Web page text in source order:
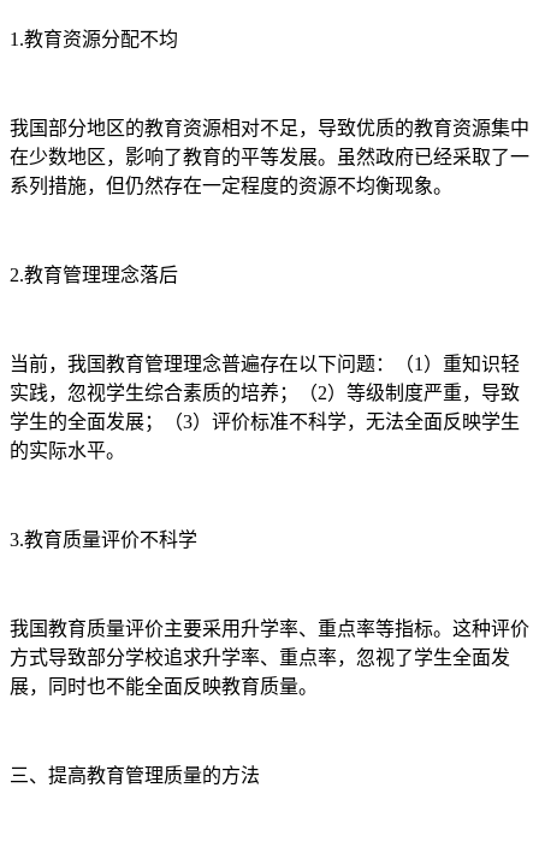
1.教育资源分配不均
我国部分地区的教育资源相对不足，导致优质的教育资源集中
在少数地区，影响了教育的平等发展。虽然政府已经采取了一
系列措施，但仍然存在一定程度的资源不均衡现象。
2.教育管理理念落后
当前，我国教育管理理念普遍存在以下问题：（1）重知识轻
实践，忽视学生综合素质的培养；（2）等级制度严重，导致
学生的全面发展；（3）评价标准不科学，无法全面反映学生
的实际水平。
3.教育质量评价不科学
我国教育质量评价主要采用升学率、重点率等指标。这种评价
方式导致部分学校追求升学率、重点率，忽视了学生全面发
展，同时也不能全面反映教育质量。
三、提高教育管理质量的方法